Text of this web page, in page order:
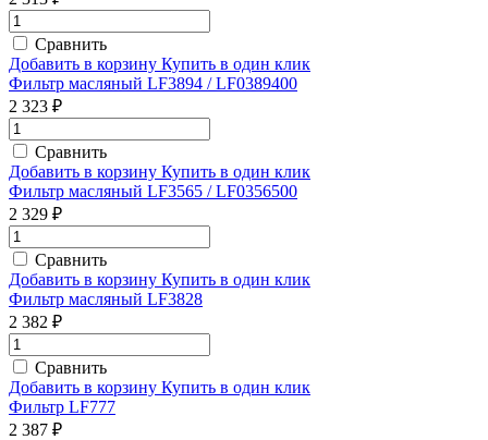
Сравнить
Добавить в корзину Купить в один клик
Фильтр масляный LF3894 / LF0389400
2 323 ₽
Сравнить
Добавить в корзину Купить в один клик
Фильтр масляный LF3565 / LF0356500
2 329 ₽
Сравнить
Добавить в корзину Купить в один клик
Фильтр масляный LF3828
2 382 ₽
Сравнить
Добавить в корзину Купить в один клик
Фильтр LF777
2 387 ₽